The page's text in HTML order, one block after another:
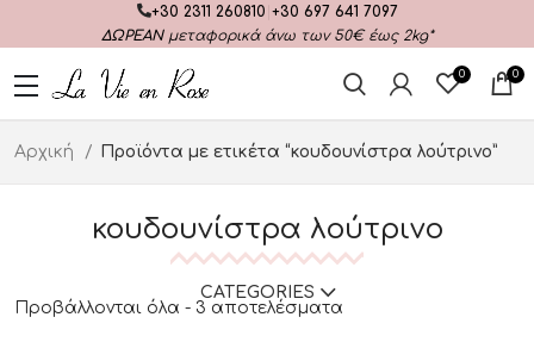
+30 2311 260810 +30 697 641 7097
ΔΩΡΕΑΝμεταφορικά άνω των 50€ έως 2kg*
0 0
Αρχική Προϊόντα με ετικέτα “κουδουνίστρα λούτρινο”
κουδουνίστρα λούτρινο
CATEGORIES
Προβάλλονται όλα - 3 αποτελέσματα